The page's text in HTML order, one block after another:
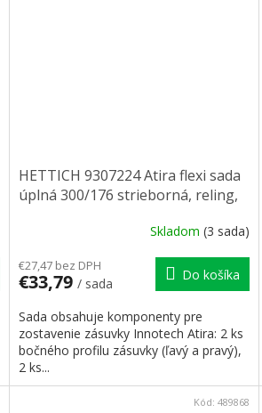
HETTICH 9307224 Atira flexi sada
úplná 300/176 strieborná, reling,
Skladom (3 sada)
€27,47 bez DPH
€33,79 / sada
Do košíka
Sada obsahuje komponenty pre
zostavenie zásuvky Innotech Atira: 2 ks
bočného profilu zásuvky (ľavý a pravý),
2 ks...
Kód: 489868